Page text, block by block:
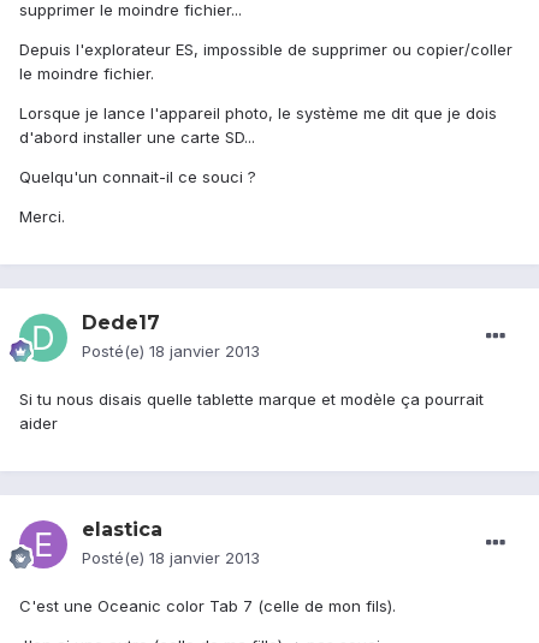
supprimer le moindre fichier...
Depuis l'explorateur ES, impossible de supprimer ou copier/coller
le moindre fichier.
Lorsque je lance l'appareil photo, le système me dit que je dois
d'abord installer une carte SD...
Quelqu'un connait-il ce souci ?
Merci.
Dede17
Posté(e) 18 janvier 2013
Si tu nous disais quelle tablette marque et modèle ça pourrait
aider
elastica
Posté(e) 18 janvier 2013
C'est une Oceanic color Tab 7 (celle de mon fils).